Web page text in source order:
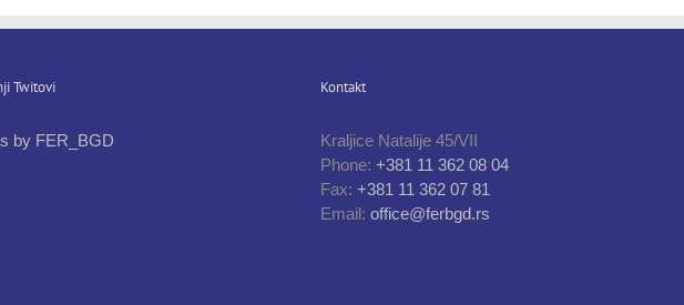
Twitovi
by FER_BGD
Kontakt
Kraljice Natalije 45/VII
Phone: +381 11 362 08 04
Fax: +381 11 362 07 81
Email: office@ferbgd.rs